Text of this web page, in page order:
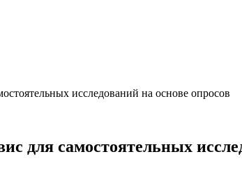
исследований на основе опросов
для самостоятельных